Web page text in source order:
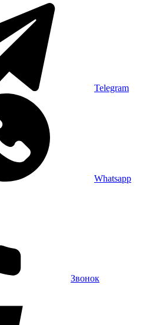
Telegram
Whatsapp
Звонок